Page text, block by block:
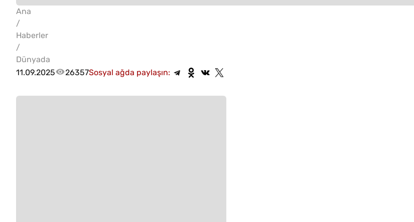
Ana
/
Haberler
/
Dünyada
11.09.2025
26357Sosyal ağda paylaşın: